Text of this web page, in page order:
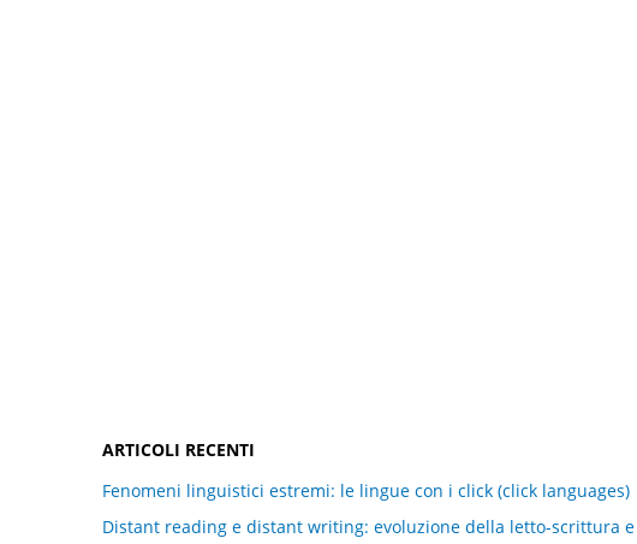
ARTICOLI RECENTI
Fenomeni linguistici estremi: le lingue con i click (click languages)
Distant reading e distant writing: evoluzione della letto-scrittura e